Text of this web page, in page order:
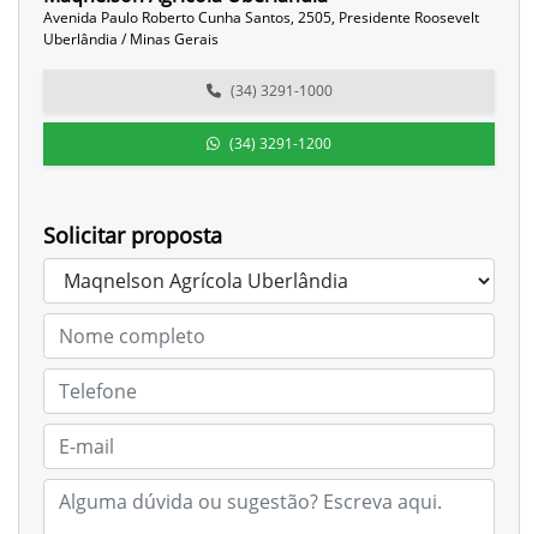
Avenida Paulo Roberto Cunha Santos, 2505, Presidente Roosevelt
Uberlândia / Minas Gerais
(34) 3291-1000
(34) 3291-1200
Solicitar proposta